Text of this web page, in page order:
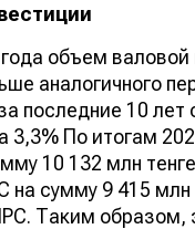
объем
аналогичного
последние 10
3,3% По итогам
10 132 млн
на сумму 9 415
Таким образом,